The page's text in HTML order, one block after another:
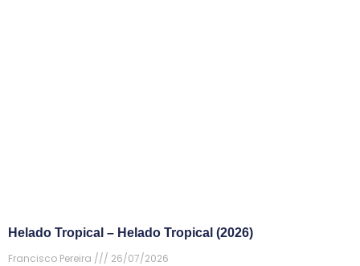
Helado Tropical – Helado Tropical (2026)
Francisco Pereira
26/07/2026